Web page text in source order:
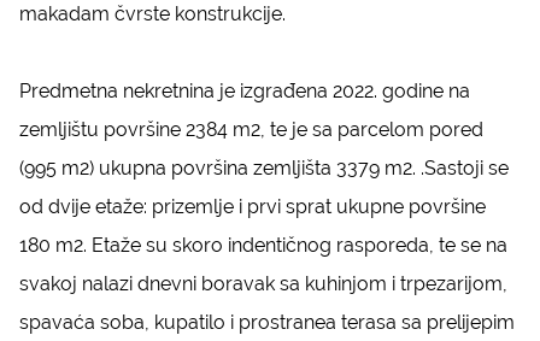
makadam čvrste konstrukcije.
Predmetna nekretnina je izgrađena 2022. godine na
zemljištu površine 2384 m2, te je sa parcelom pored
(995 m2) ukupna površina zemljišta 3379 m2. .Sastoji se
od dvije etaže: prizemlje i prvi sprat ukupne površine
180 m2. Etaže su skoro indentičnog rasporeda, te se na
svakoj nalazi dnevni boravak sa kuhinjom i trpezarijom,
spavaća soba, kupatilo i prostranea terasa sa prelijepim